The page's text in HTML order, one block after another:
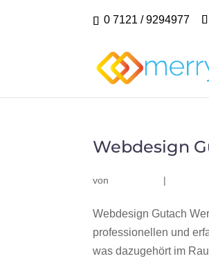
0 7121 / 9294977
Webdesign
von |
Webdesign Gutach
professionellen und
was dazugehört im